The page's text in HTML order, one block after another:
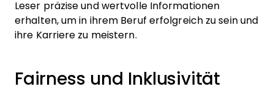
Leser präzise und wertvolle Informationen
erhalten, um in ihrem Beruf erfolgreich zu sein und
ihre Karriere zu meistern.
Fairness und Inklusivität